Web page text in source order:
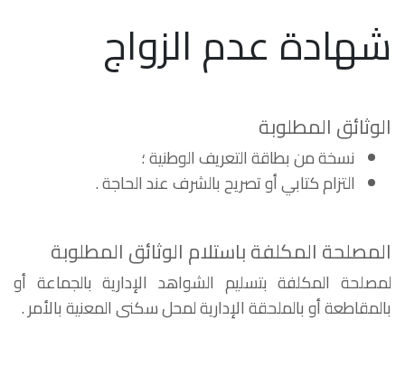
شهادة عدم الزواج
الوثائق المطلوبة
نسخة من بطاقة التعريف الوطنية ؛
التزام كتابي أو تصريح بالشرف عند الحاجة .
المصلحة المكلفة باستلام الوثائق المطلوبة
لمصلحة المكلفة بتسليم الشواهد الإدارية بالجماعة أو
بالمقاطعة أو بالملحقة الإدارية لمحل سكنى المعنية بالأمر .